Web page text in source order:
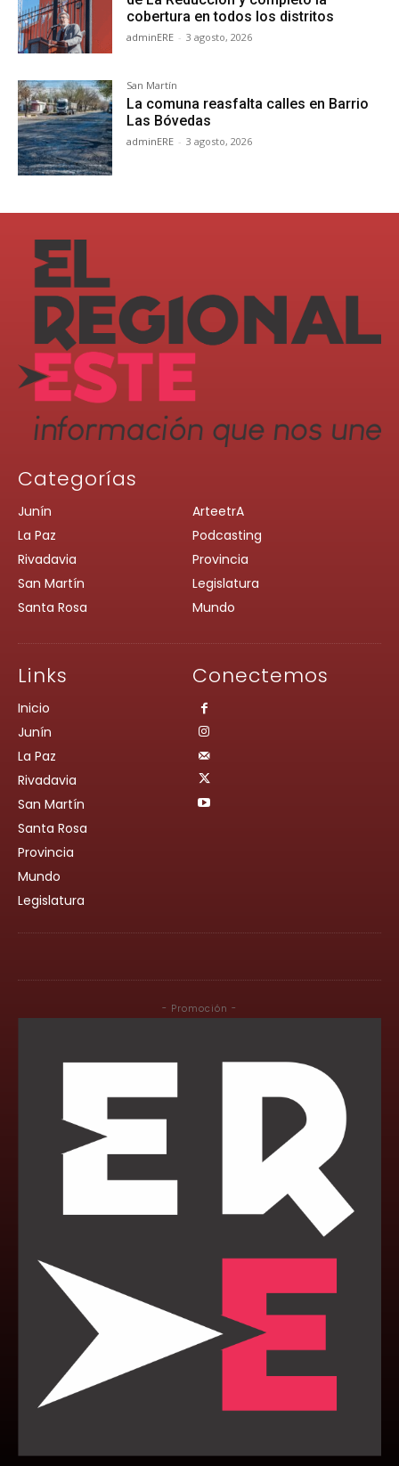
cobertura en todos los distritos
adminERE - 3 agosto, 2026
San Martín
La comuna reasfalta calles en Barrio
Las Bóvedas
adminERE - 3 agosto, 2026
Categorías
Junín
La Paz
Rivadavia
San Martín
Santa Rosa
ArteetrA
Podcasting
Provincia
Legislatura
Mundo
Links
Inicio
Junín
La Paz
Rivadavia
San Martín
Santa Rosa
Provincia
Mundo
Legislatura
Conectemos
- Promoción -